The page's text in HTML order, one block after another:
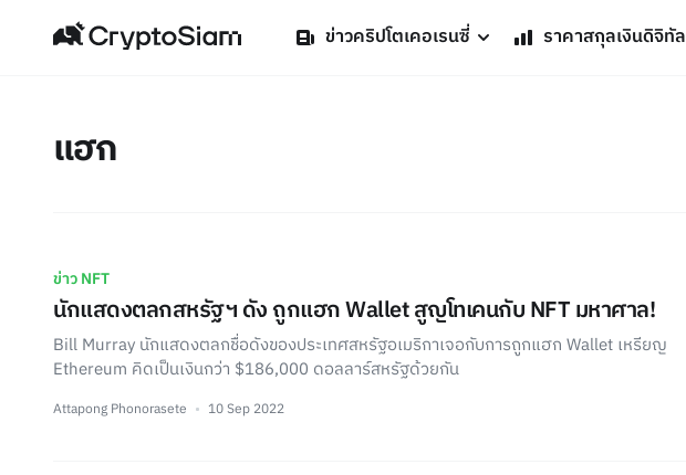
ข่าวคริปโตเคอเรนซี่ ราคาสกุลเงินดิจิทัล
แฮก
ข่าว NFT
นักแสดงตลกสหรัฐฯ ดัง ถูกแฮก Wallet สูญโทเคนกับ NFT มหาศาล!
Bill Murray นักแสดงตลกชื่อดังของประเทศสหรัฐอเมริกาเจอกับการถูกแฮก Wallet เหรียญ
Ethereum คิดเป็นเงินกว่า $186,000 ดอลลาร์สหรัฐด้วยกัน
Attapong Phonorasete 10 Sep 2022